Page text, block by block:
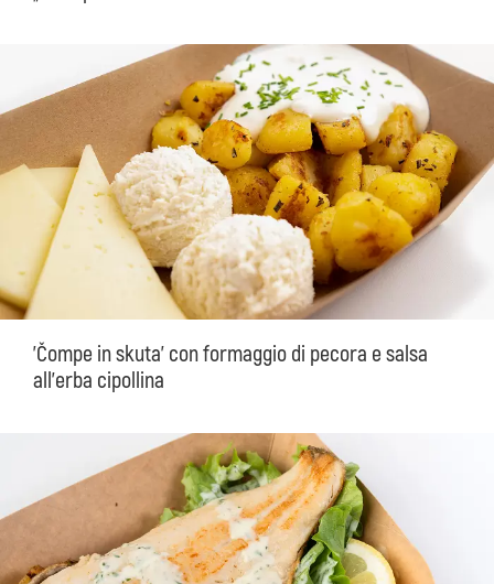
'Čompe in skuta' con formaggio di pecora e salsa
all'erba cipollina